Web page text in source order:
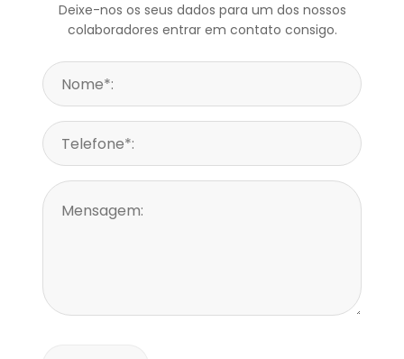
Deixe-nos os seus dados para um dos nossos
colaboradores entrar em contato consigo.